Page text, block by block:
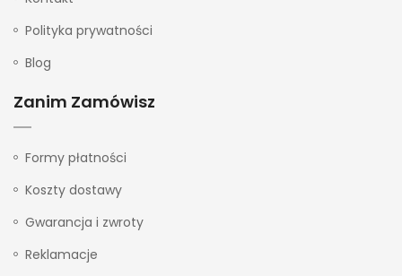
Polityka prywatności
Blog
Zanim Zamówisz
Formy płatności
Koszty dostawy
Gwarancja i zwroty
Reklamacje